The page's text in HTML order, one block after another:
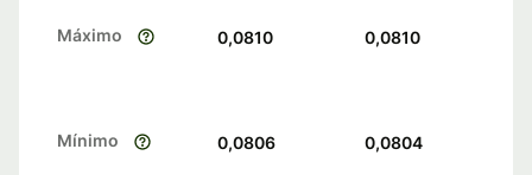
Máximo 0,0810 0,0810
Mínimo 0,0806 0,0804